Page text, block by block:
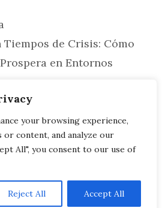
your browsing experience,
or content, and analyze our
All", you consent to our use of
Reject All Accept All
de Crisis: Cómo
en Entornos
la Complejidad: Los
de Zara en Mercados
DE PRIVACIDAD, COOKIES